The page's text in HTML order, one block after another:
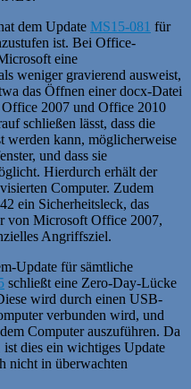
dem Update MS15-081 für
ist. Bei Office-
eine
weniger gravierend ausweist,
das Öffnen einer docx-Datei
2007 und Office 2010
schließen lässt, dass die
werden kann, möglicherweise
und dass sie
Hierdurch erhält der
Computer. Zudem
ein Sicherheitsleck, das
von Microsoft Office 2007,
Angriffsziel.
Update für sämtliche
schließt eine Zero-Day-Lücke
wird durch einen USB-
verbunden wird, und
Computer auszuführen. Da
dies ein wichtiges Update
nicht in überwachten